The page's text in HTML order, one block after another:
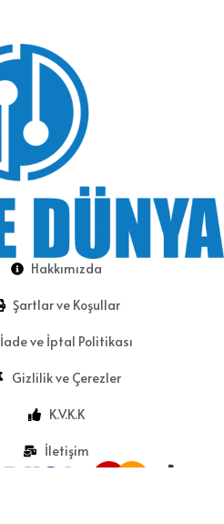
Hakkımızda
Şartlar ve Koşullar
İade ve İptal Politikası
Gizlilik ve Çerezler
K.V.K.K
İletişim